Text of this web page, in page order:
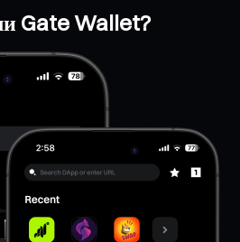
Gate Wallet?